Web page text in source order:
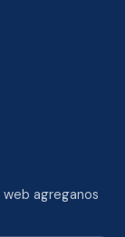
agreganos